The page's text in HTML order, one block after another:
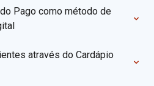
Pago como método de
através do Cardápio